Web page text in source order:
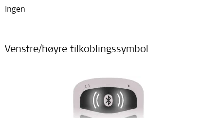
Ingen
Venstre/høyre tilkoblingssymbol